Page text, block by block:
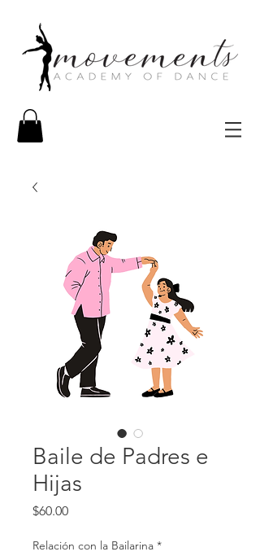
Baile de Padres e
Hijas
$60.00Price
Relación con la Bailarina *